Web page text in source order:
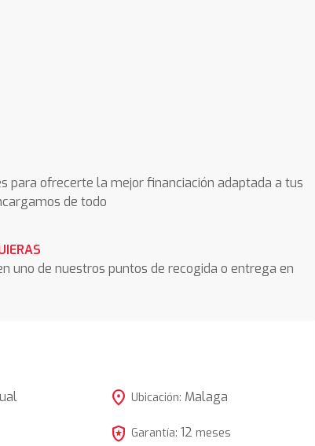
para ofrecerte la mejor financiación adaptada a tus
de todo
uno de nuestros puntos de recogida o entrega en
location_on Ubicación: Malaga
local_police Garantía: 12 meses